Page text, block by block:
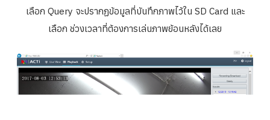
เลือก Query จะปรากฏข้อมูลที่บันทึกภาพไว้ใน SD Card และ
เลือก ช่วงเวลาที่ต้องการเล่นภาพย้อนหลังได้เลย